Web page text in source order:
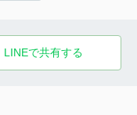
LINEで共有する